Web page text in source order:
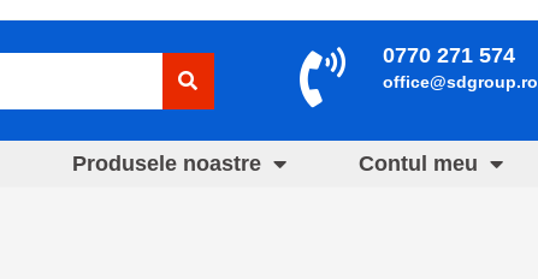
0770 271 574
office@sdgroup.ro
Produsele noastre Contul meu